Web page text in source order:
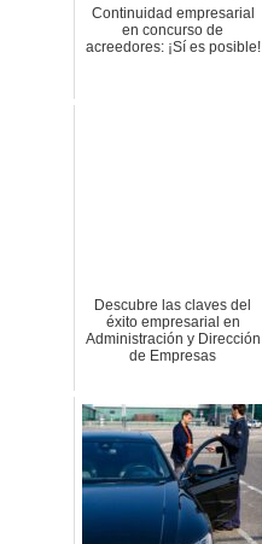
Continuidad empresarial
en concurso de
acreedores: ¡Sí es posible!
Descubre las claves del
éxito empresarial en
Administración y Dirección
de Empresas